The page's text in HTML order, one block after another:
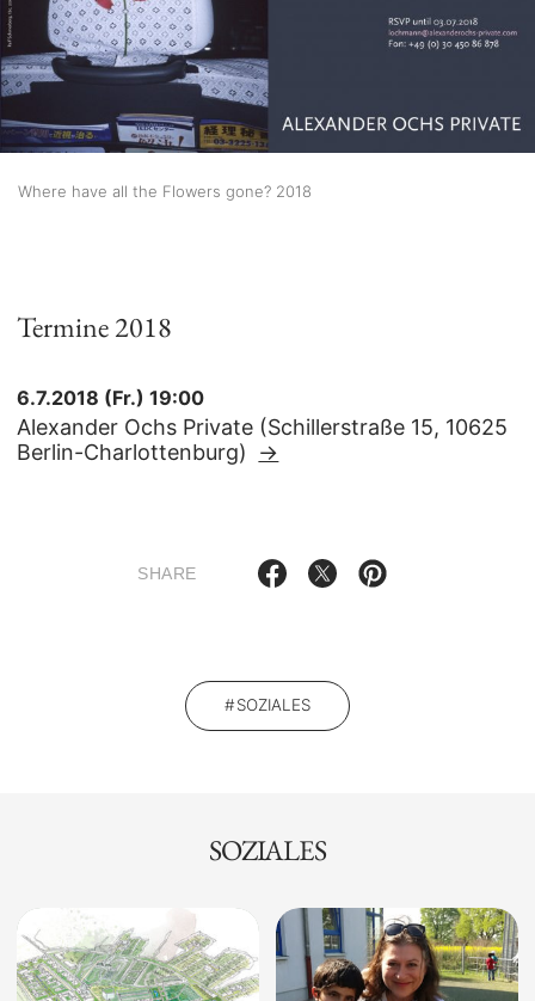
Where have all the Flowers gone? 2018
Termine 2018
6.7.2018 (Fr.) 19:00
Alexander Ochs Private (Schillerstraße 15, 10625
Berlin-Charlottenburg)
→
SHARE
SOZIALES
SOZIALES